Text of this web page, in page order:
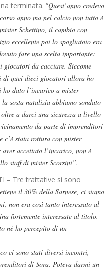
terminata. “Quest’anno credevo
anno ma nel calcio non tutto è
Schettino, il cambio con
eccellente poi lo spogliatoio era
fare una scelta importante:
giocatori da cacciare. Siccome
quei dieci giocatori allora ho
ho dato l’incarico a mister
sosta natalizia abbiamo sondato
a darci una sicurezza a livello
da parte di imprenditori
c’è stata rottura con mister
accettato l’incarico, non è
staff di mister Scorsini”.
– Tre trattative si sono
il 30% della Sarnese, ci siamo
non era così tanto interessato al
fortemente interessate al titolo.
né ho percepito di un
ci sono stati diversi incontri,
di Sora. Poteva darmi un